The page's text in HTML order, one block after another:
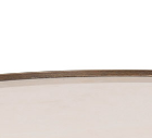
| Sidobord